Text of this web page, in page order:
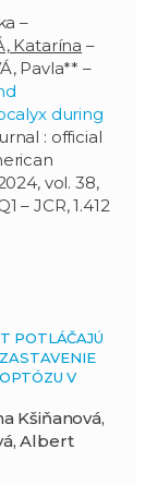
–
Katarína –
Pavla** –
during
: official
vol. 38,
– JCR, 1.412
POTLÁČAJÚ
V
Kšiňanová,
Albert